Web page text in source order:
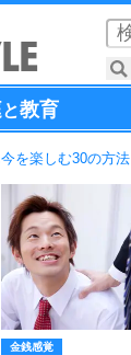
と教育
を楽しむ30の方法
金銭感覚